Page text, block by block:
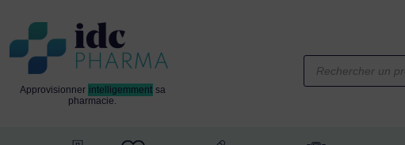
Approvisionner intelligemment sa
pharmacie.